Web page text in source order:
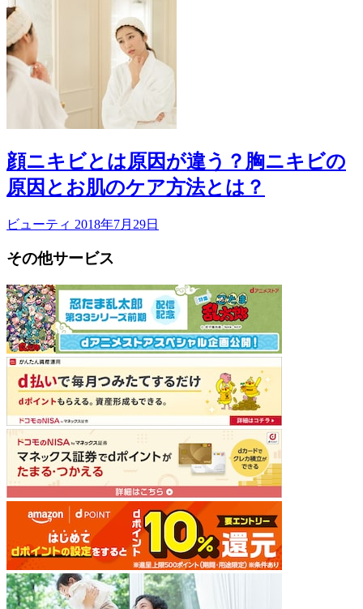
顔ニキビとは原因が違う？胸ニキビの
原因とお肌のケア方法とは？
ビューティ 2018年7月29日
その他サービス